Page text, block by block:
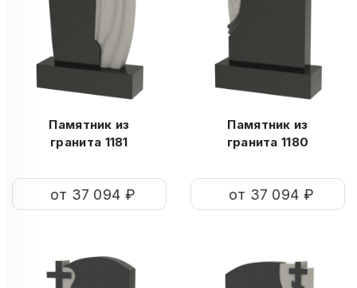
Памятник из
гранита 1181
от 37 094 ₽
Памятник из
гранита 1180
от 37 094 ₽